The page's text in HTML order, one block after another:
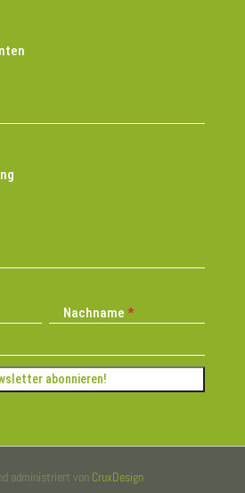
Nachname
administriert von CruxDesign